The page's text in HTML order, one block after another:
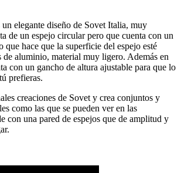
elegante diseño de Sovet Italia, muy
de un espejo circular pero que cuenta con un
que hace que la superficie del espejo esté
de aluminio, material muy ligero. Además en
con un gancho de altura ajustable para que lo
prefieras.
creaciones de Sovet y crea conjuntos y
como las que se pueden ver en las
con una pared de espejos que de amplitud y